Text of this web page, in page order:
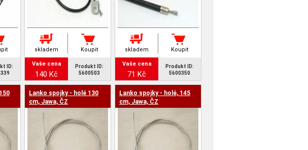
ID:
skladem Koupit
Vaše cena
140 Kč
Produkt ID:
5600503
skladem Koupit
Vaše cena
71 Kč
Produkt ID:
5600350
Lanko spojky - holé 130
cm, Jawa, ČZ
Lanko spojky - holé, 145
cm, Jawa, ČZ